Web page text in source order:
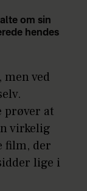
om sin
hendes
men ved
prøver at
virkelig
film, der
lige i